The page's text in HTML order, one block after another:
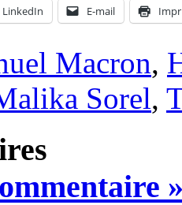
LinkedIn E-mail
Macron,
Sorel,